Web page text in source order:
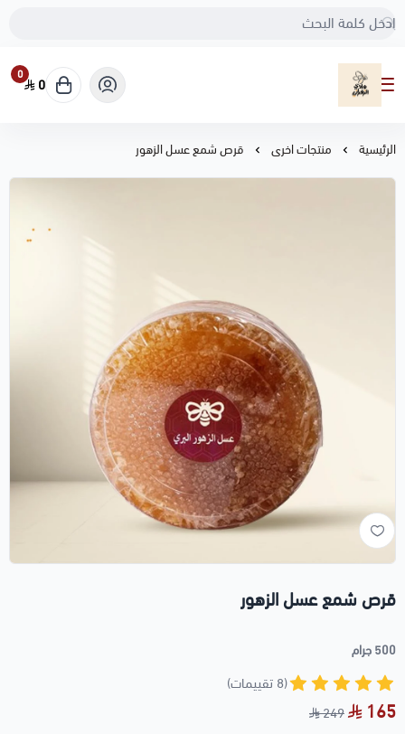
مناحل هادي الزهراني
0
0
الرئيسية منتجات اخرى قرص شمع عسل الزهور
قرص شمع عسل الزهور
500 جرام
(8 تقييمات)
165
249